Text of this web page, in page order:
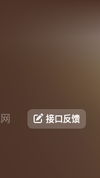
接口反馈